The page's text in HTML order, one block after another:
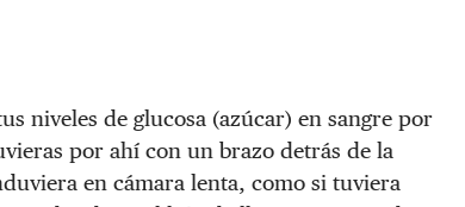
niveles de glucosa (azúcar) en sangre por
por ahí con un brazo detrás de la
en cámara lenta, como si tuviera